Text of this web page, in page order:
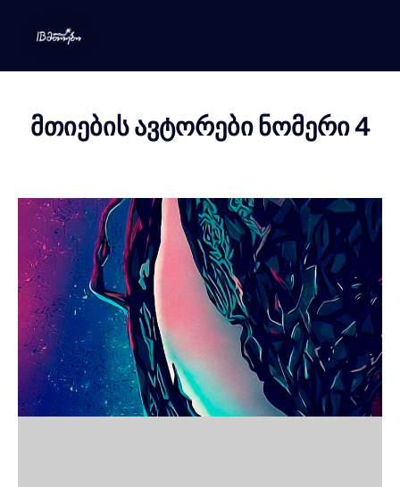
მთიების ავტორები ნომერი 4